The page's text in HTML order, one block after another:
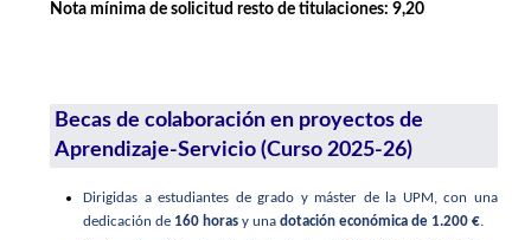
Nota mínima de solicitud resto de titulaciones: 9,20
Becas de colaboración en proyectos de
Aprendizaje-Servicio (Curso 2025-26)
Dirigidas a estudiantes de grado y máster de la UPM, con una
dedicación de 160 horas y una dotación económica de 1.200 €